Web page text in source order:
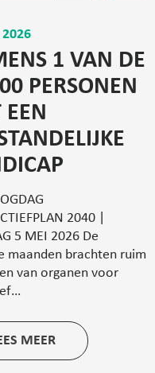
2026
1 VAN DE
PERSONEN
EEN
2040 |
5 MEI 2026 De
maanden brachten ruim
van organen voor
MEER